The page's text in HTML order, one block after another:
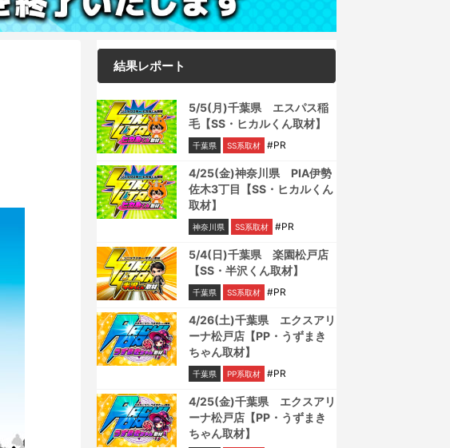
結果レポート
5/5(月)千葉県 エスパス稲
毛【SS・ヒカルくん取材】
千葉県 SS系取材 #PR
4/25(金)神奈川県 PIA伊勢
佐木3丁目【SS・ヒカルくん
取材】
神奈川県 SS系取材 #PR
5/4(日)千葉県 楽園松戸店
【SS・半沢くん取材】
千葉県 SS系取材 #PR
4/26(土)千葉県 エクスアリ
ーナ松戸店【PP・うずまき
ちゃん取材】
千葉県 PP系取材 #PR
4/25(金)千葉県 エクスアリ
ーナ松戸店【PP・うずまき
ちゃん取材】